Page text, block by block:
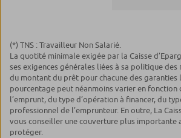
(*) TNS : Travailleur Non Salarié.
La quotité minimale exigée par la Caisse
ses exigences générales liées à sa politique des
du montant du prêt pour chacune des garanties
pourcentage peut néanmoins varier en
l’emprunt, du type d’opération à financer, du
professionnel de l’emprunteur. En outre, La
vous conseiller une couverture plus importante
protéger.